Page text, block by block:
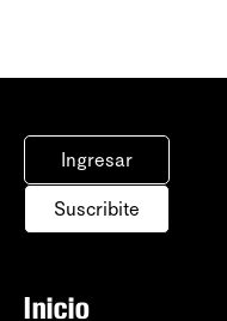
Ingresar
Suscribite
Inicio